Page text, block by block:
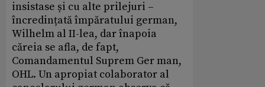
insistase și cu alte prilejuri –
încredințată împăratului german,
Wilhelm al II-lea, dar înapoia
căreia se afla, de fapt,
Comandamentul Suprem Ger man,
OHL. Un apropiat colaborator al